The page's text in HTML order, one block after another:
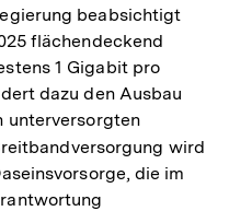
beabsichtigt
flächendeckend
1 Gigabit pro
dazu den Ausbau
unterversorgten
wird
die im